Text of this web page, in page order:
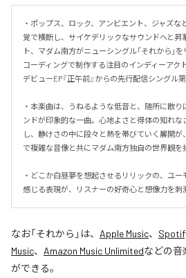
・ポップス、ロック、アンビエント、ジャズ
覚で横断し、サイケデリックなサウンドへと昇
ト、マダム南方がニューシングル「それから」
コーディングで制作する注目のインディーアク
デビューEP『正午前』からの先行配信シングル第
・本楽曲は、うねるような低音と、随所に散
ンドが印象的な一曲。心地よさと得体の知れ
し、静けさの中に段々と熱を帯びていく展開
で複雑な音像と共にマダム南方独自の世界観を
・どこか白昼夢を想起させるリリックの、ユ
感じる表現が、リスナーの好奇心と想像力を刺
なお「それから 」は、 Apple Music、
Music、 Amazon Music Unlimitedなどの音
ができる。